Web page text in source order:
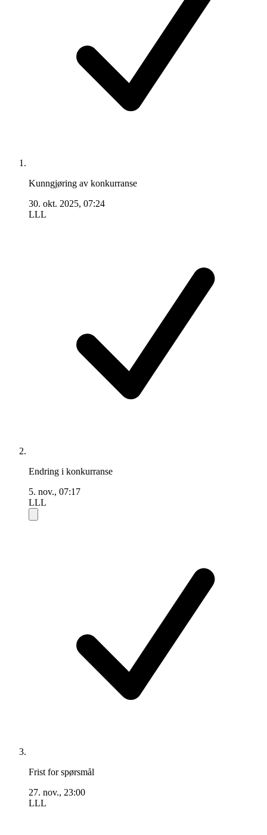
Kunngjøring av konkurranse
30. okt. 2025, 07:24
LLL
Endring i konkurranse
5. nov., 07:17
LLL
Frist for spørsmål
27. nov., 23:00
LLL